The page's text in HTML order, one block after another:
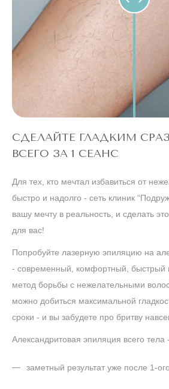
СДЕЛАЙТЕ ГЛАДКИМ
ВСЕГО ЗА 1 СЕАНС
Для тех, кто мечтал избавиться от
быстро и надолго - сеть клиник
вашу мечту в реальность, и сделать
для вас!
Попробуйте лазерную эпиляцию на
- современный, комфортный, быстрый
метод борьбы с нежелательными
можно добиться максимальной
сроки - и вы забудете про бритву
Александритовая эпиляция всего тела
заметный результат уже после 1-